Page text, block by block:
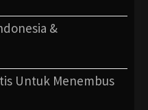
&
Untuk Menembus